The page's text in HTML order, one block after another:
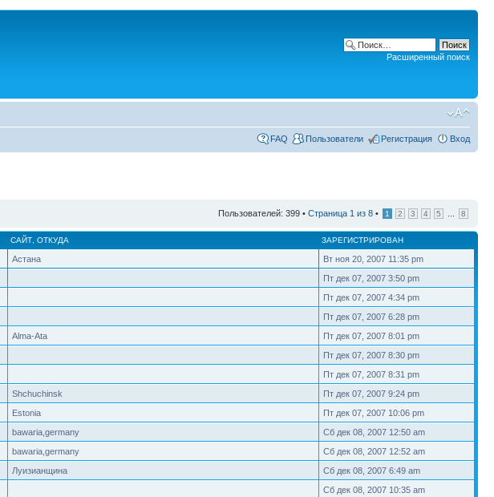
Расширенный поиск
FAQ Пользователи Регистрация Вход
Пользователей: 399 • Страница 1 из 8 • 1 2 3 4 5 8
САЙТ ОТКУДА ЗАРЕГИСТРИРОВАН
Астана
Вт ноя 20, 2007 11:35 pm
Пт дек 07, 2007 3:50 pm
Пт дек 07, 2007 4:34 pm
Пт дек 07, 2007 6:28 pm
Alma-Ata
Пт дек 07, 2007 8:01 pm
Пт дек 07, 2007 8:30 pm
Пт дек 07, 2007 8:31 pm
Shchuchinsk
Пт дек 07, 2007 9:24 pm
Estonia
Пт дек 07, 2007 10:06 pm
bawaria,germany
Сб дек 08, 2007 12:50 am
bawaria,germany
Сб дек 08, 2007 12:52 am
Луизианщина
Сб дек 08, 2007 6:49 am
Сб дек 08, 2007 10:35 am